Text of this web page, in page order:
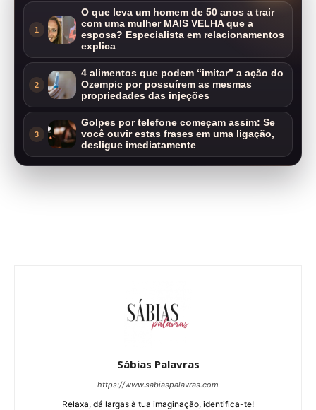
1
O que leva um homem de 50 anos a trair
com uma mulher MAIS VELHA que a
esposa? Especialista em relacionamentos
explica
2
4 alimentos que podem “imitar” a ação do
Ozempic por possuírem as mesmas
propriedades das injeções
3
Golpes por telefone começam assim: Se
você ouvir estas frases em uma ligação,
desligue imediatamente
Sábias Palavras
https://www.sabiaspalavras.com
Relaxa, dá largas à tua imaginação, identifica-te!